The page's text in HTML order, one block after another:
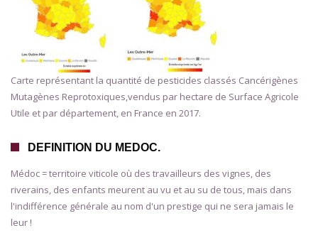
Carte représentant la quantité de pesticides classés Cancérigènes
Mutagènes Reprotoxiques,vendus par hectare de Surface Agricole
Utile et par département, en France en 2017.
DEFINITION DU MEDOC.
Médoc = territoire viticole où des travailleurs des vignes, des
riverains, des enfants meurent au vu et au su de tous, mais dans
l'indifférence générale au nom d'un prestige qui ne sera jamais le
leur !